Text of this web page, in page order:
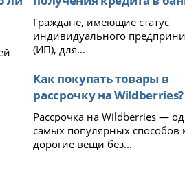
Граждане, имеющие статус
индивидуального
(ИП), для...
Как покупать товары в
рассрочку на Wildberries?
Рассрочка на Wildberries —
самых популярных способов
дорогие вещи без...